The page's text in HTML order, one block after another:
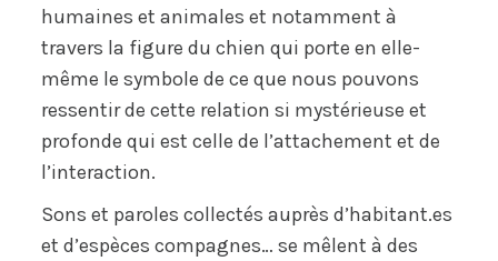
humaines et animales et notamment à
travers la figure du chien qui porte en elle-
même le symbole de ce que nous pouvons
ressentir de cette relation si mystérieuse et
profonde qui est celle de l’attachement et de
l’interaction.
Sons et paroles collectés auprès d’habitant.es
et d’espèces compagnes… se mêlent à des